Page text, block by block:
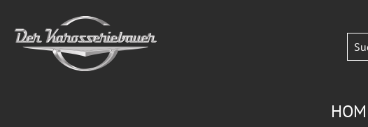
Hauptinhalt springen
Zur Suche springen
Zur Hauptnavigation springen